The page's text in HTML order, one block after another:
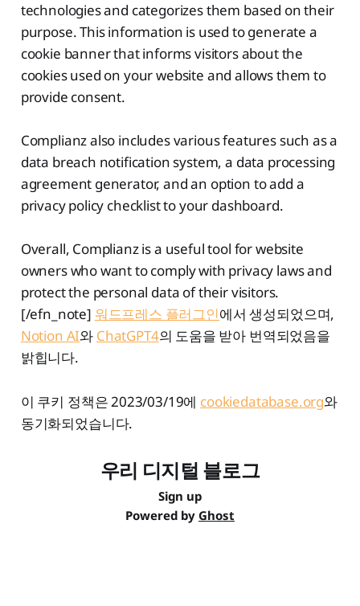
technologies and categorizes them based on their
purpose. This information is used to generate a
cookie banner that informs visitors about the
cookies used on your website and allows them to
provide consent.
Complianz also includes various features such as a
data breach notification system, a data processing
agreement generator, and an option to add a
privacy policy checklist to your dashboard.
Overall, Complianz is a useful tool for website
owners who want to comply with privacy laws and
protect the personal data of their visitors.
[/efn_note] 워드프레스 플러그인에서 생성되었으며,
Notion AI와 ChatGPT4의 도움을 받아 번역되었음을
밝힙니다.
이 쿠키 정책은 2023/03/19에 cookiedatabase.org와
동기화되었습니다.
우리 디지털 블로그
Sign up
Powered by Ghost